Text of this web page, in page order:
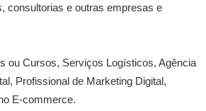
consultorias e outras empresas e
ou Cursos, Serviços Logísticos, Agência
Profissional de Marketing Digital,
E-commerce.